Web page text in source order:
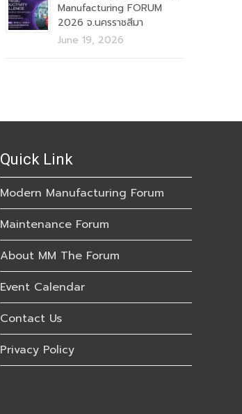
Manufacturing FORUM
2026 จ.นครราชสีมา
June 19, 2026
Quick Link
Modern Manufacturing Forum
Maintenance Forum
About MM The Forum
Event Calendar
Contact Us
Privacy Policy